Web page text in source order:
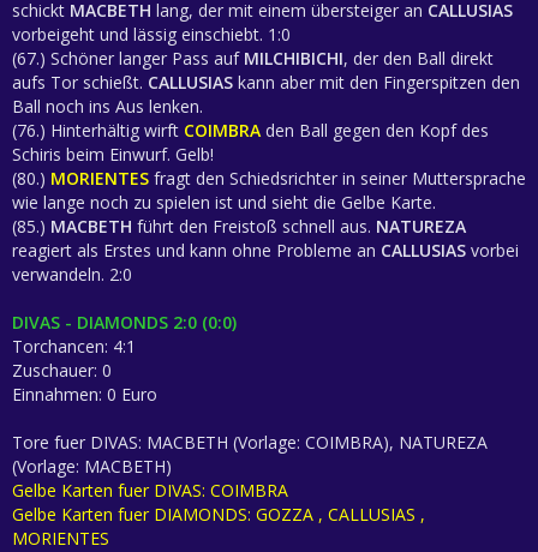
schickt MACBETH lang, der mit einem übersteiger an CALLUSIAS
vorbeigeht und lässig einschiebt. 1:0
(67.) Schöner langer Pass auf MILCHIBICHI, der den Ball direkt
aufs Tor schießt. CALLUSIAS kann aber mit den Fingerspitzen den
Ball noch ins Aus lenken.
(76.) Hinterhältig wirft COIMBRA den Ball gegen den Kopf des
Schiris beim Einwurf. Gelb!
(80.) MORIENTES fragt den Schiedsrichter in seiner Muttersprache
wie lange noch zu spielen ist und sieht die Gelbe Karte.
(85.) MACBETH führt den Freistoß schnell aus. NATUREZA
reagiert als Erstes und kann ohne Probleme an CALLUSIAS vorbei
verwandeln. 2:0
DIVAS - DIAMONDS 2:0 (0:0)
Torchancen: 4:1
Zuschauer: 0
Einnahmen: 0 Euro
Tore fuer DIVAS: MACBETH (Vorlage: COIMBRA), NATUREZA
(Vorlage: MACBETH)
Gelbe Karten fuer DIVAS: COIMBRA
Gelbe Karten fuer DIAMONDS: GOZZA , CALLUSIAS ,
MORIENTES